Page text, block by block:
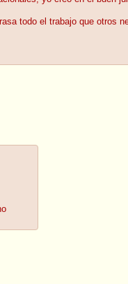
todo el trabajo que otros